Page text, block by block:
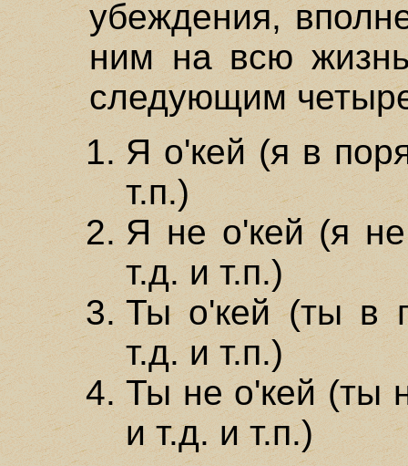
убеждения,
ним на всю
следующим
Я о'кей (я в
т.п.)
Я не о'кей (я
т.д. и т.п.)
Ты о'кей (ты в
т.д. и т.п.)
Ты не о'кей (ты
и т.д. и т.п.)